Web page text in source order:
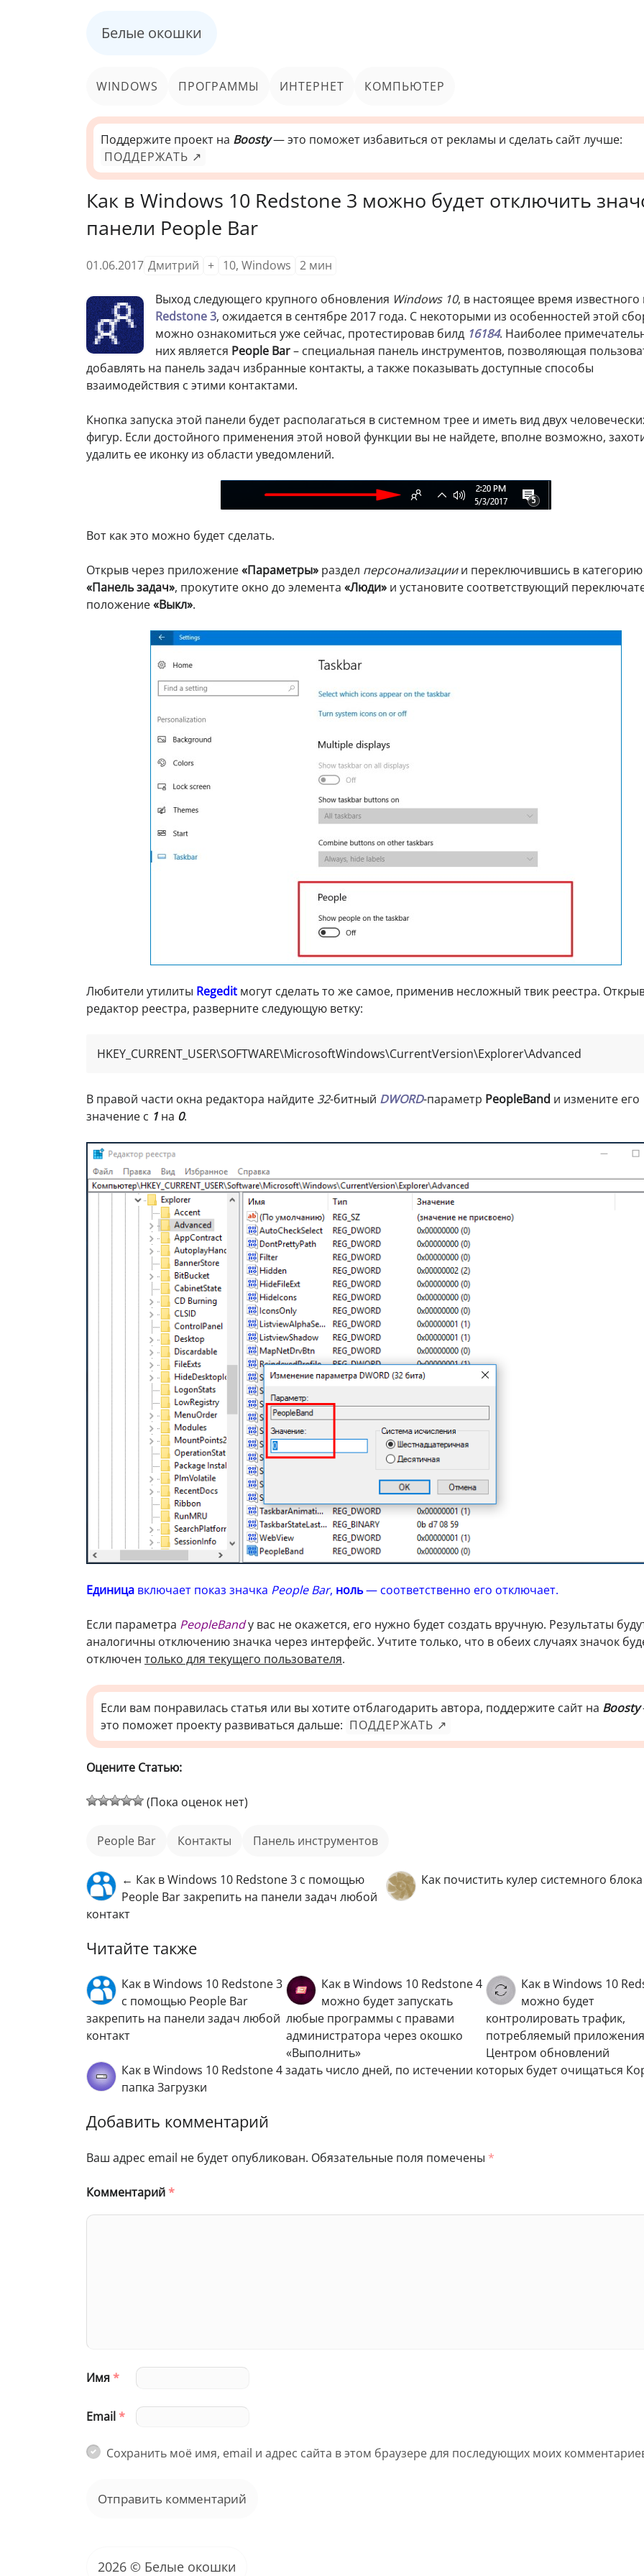
Белые окошки
WINDOWS ПРОГРАММЫ ИНТЕРНЕТ КОМПЬЮТЕР
Поддержите проект на Boosty— это поможет избавиться от рекламы и сделать сайт лучше:
ПОДДЕРЖАТЬ ↗
Как в Windows 10 Redstone 3 можно будет отключить
панели People Bar
01.06.2017 Дмитрий + 10, Windows 2 мин
Выход следующего крупного обновления Windows 10, в настоящее время известного
Redstone 3, ожидается в сентябре 2017 года. С некоторыми из особенностей этой
можно ознакомиться уже сейчас, протестировав билд 16184. Наиболее
них является People Bar– специальная панель инструментов, позволяющая
добавлять на панель задач избранные контакты, а также показывать доступные способы
взаимодействия с этими контактами.
Кнопка запуска этой панели будет располагаться в системном трее и иметь вид двух
фигур. Если достойного применения этой новой функции вы не найдете, вполне возможно,
удалить ее иконку из области уведомлений.
Вот как это можно будет сделать.
Открыв через приложение«Параметры» раздел персонализациии переключившись в категорию
«Панель задач», прокутите окно до элемента «Люди» и установите соответствующий
положение«Выкл».
Любители утилиты Regedit могут сделать то же самое, применив несложный твик реестра.
редактор реестра, разверните следующую ветку:
HKEY_CURRENT_USER\SOFTWARE\MicrosoftWindows\CurrentVersion\Explorer\Advanced
В правой части окна редактора найдите 32-битный DWORD-параметр PeopleBand и измените его
значение с 1 на 0.
Единица включает показ значка People Bar, ноль— соответственно его отключает.
Если параметра PeopleBandу вас не окажется, его нужно будет создать вручную. Результаты
аналогичны отключению значка через интерфейс. Учтите только, что в обеих случаях значок
отключен только для текущего пользователя.
Если вам понравилась статья или вы хотите отблагодарить автора, поддержите сайт на Boosty
это поможет проекту развиваться дальше: ПОДДЕРЖАТЬ ↗
Оцените Статью:
(Пока оценок нет)
People Bar контакты панель инструментов
← Как в Windows 10 Redstone 3 с помощью
People Bar закрепить на панели задач любой
контакт
Как почистить кулер системного
Читайте также
Как в Windows 10 Redstone 3
с помощью People Bar
закрепить на панели задач любой
контакт
Как в Windows 10 Redstone 4
можно будет запускать
любые программы с правами
администратора через окошко
«Выполнить»
Как в Windows 10
можно будет
контролировать трафик,
потребляемый
Центром обновлений
Как в Windows 10 Redstone 4 задать число дней, по истечении которых будет очищаться
папка Загрузки
Добавить комментарий
Ваш адрес email не будет опубликован. Обязательные поля помечены *
Комментарий*
Имя*
Email*
Сохранить моё имя, email и адрес сайта в этом браузере для последующих моих
2026 © Белые окошки